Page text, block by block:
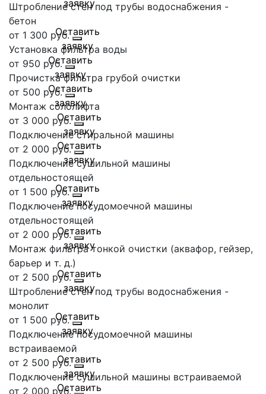
Штробление стен под трубы водоснабжения -
бетон
от 1 300 руб.
Установка фильтра воды
от 950 руб.
Прочистка фильтра грубой очистки
от 500 руб.
Монтаж сололифта
от 3 000 руб.
Подключение стиральной машины
от 2 000 руб.
Подключение сушильной машины
отдельностоящей
от 1 500 руб.
Подключение посудомоечной машины
отдельностоящей
от 2 000 руб.
Монтаж фильтра тонкой очистки (аквафор, гейзер,
барьер и т. д.)
от 2 500 руб.
Штробление стен под трубы водоснабжения -
монолит
от 1 500 руб.
Подключение посудомоечной машины
встраиваемой
от 2 500 руб.
Подключение сушильной машины встраиваемой
от 2 000 руб.